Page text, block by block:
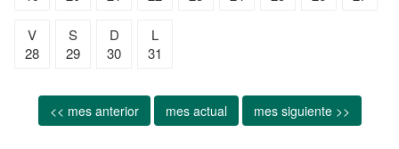
V
28
S
29
D
30
L
31
<< mes anterior mes actual mes siguiente >>